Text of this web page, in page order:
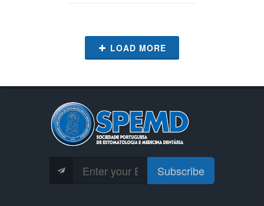
LOAD MORE
Subscribe